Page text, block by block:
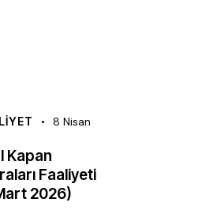
8 Nisan
Kapan
Faaliyeti
2026)